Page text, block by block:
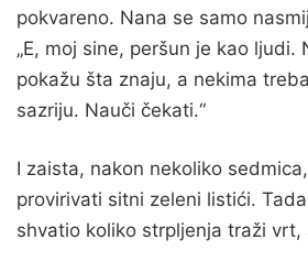
pokvareno. Nana se samo
„E, moj sine, peršun je kao ljudi.
pokažu šta znaju, a nekima
sazriju. Nauči čekati.“
I zaista, nakon nekoliko
provirivati sitni zeleni listići.
shvatio koliko strpljenja traži vrt,